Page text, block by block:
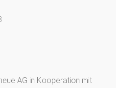
AG in Kooperation mit